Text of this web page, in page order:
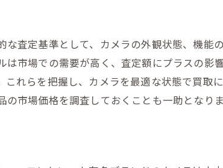
査定基準として、カメラの外観状態、機能
市場での需要が高く、査定額にプラスの影
れらを把握し、カメラを最適な状態で買取
市場価格を調査しておくことも一助となりま